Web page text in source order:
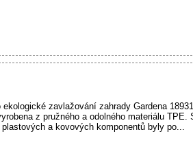
ekologické zavlažování zahrady Gardena
z pružného a odolného materiálu
a kovových komponentů byly po...